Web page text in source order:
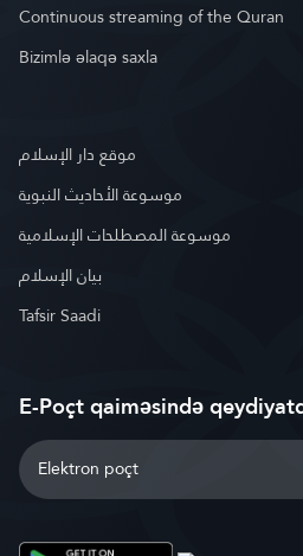
Continuous streaming of the Quran
Bizimlə əlaqə saxla
موقع دار الإسلام
موسوعة الأحاديث النبوية
موسوعة المصطلحات الإسلامية
بيان الإسلام
Tafsir Saadi
E-Poçt qaiməsində